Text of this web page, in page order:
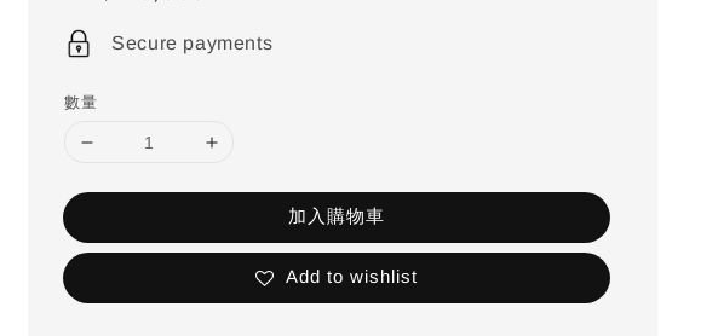
price
Secure payments
數量
加入購物車
Add to wishlist